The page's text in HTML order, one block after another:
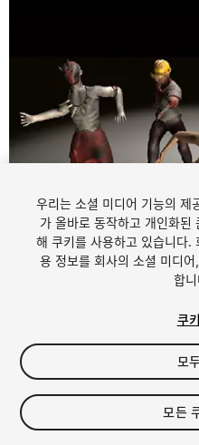
1
$4.99
우리는 소셜 미디어 기능의 제
가 올바로 동작하고 개인화된
해 쿠키를 사용하고 있습니다.
용 정보를 회사의 소셜 미디
합
쿠
모
모든